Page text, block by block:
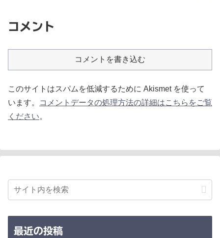
コメント
コメントを書き込む
このサイトはスパムを低減するために Akismet を使って
います。
コメントデータの処理方法の詳細はこちらをご覧
ください。
最近の投稿